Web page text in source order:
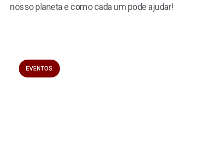
nosso planeta e como cada um pode ajudar!
EVENTOS